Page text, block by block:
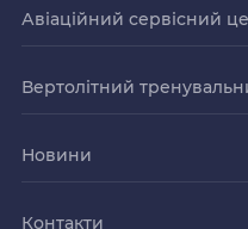
Авіаційний сервісний
Вертолітний
Новини
Контакти